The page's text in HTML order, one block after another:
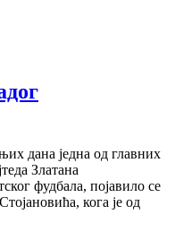
дана једна од главних
Златана
фудбала, појавило се
кога је од